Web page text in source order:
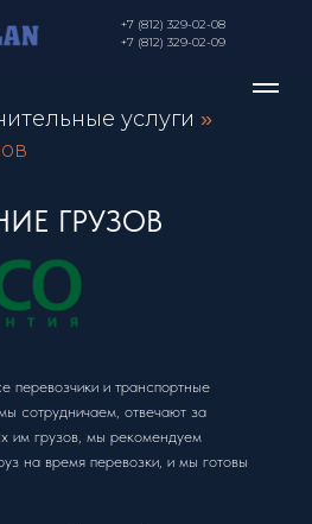
+7 (812) 329-02-08
+7 (812) 329-02-09
услуги »
ГРУЗОВ
перевозчики и транспортные
сотрудничаем, отвечают за
им грузов, мы рекомендуем
на время перевозки, и мы готовы